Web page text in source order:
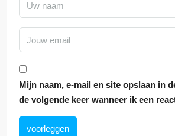
Mijn naam, e-mail en site opslaan in
de volgende keer wanneer ik een
voorleggen